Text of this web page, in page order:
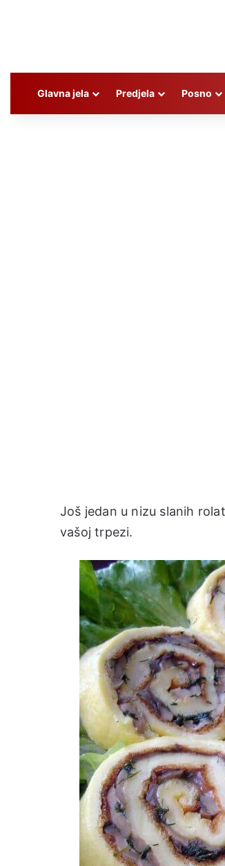
Glavna jela Predjela Posno
Još jedan u nizu slanih
vašoj trpezi.